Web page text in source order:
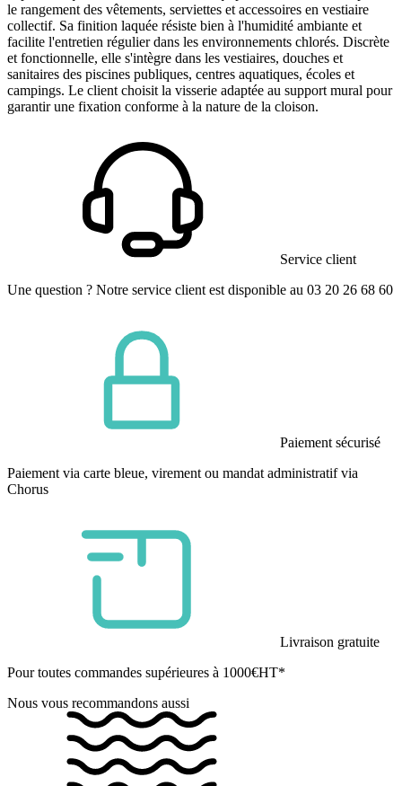
le rangement des vêtements, serviettes et accessoires en vestiaire
collectif. Sa finition laquée résiste bien à l'humidité ambiante et
facilite l'entretien régulier dans les environnements chlorés. Discrète
et fonctionnelle, elle s'intègre dans les vestiaires, douches et
sanitaires des piscines publiques, centres aquatiques, écoles et
campings. Le client choisit la visserie adaptée au support mural pour
garantir une fixation conforme à la nature de la cloison.
Service client
Une question ? Notre service client est disponible au 03 20 26 68 60
Paiement sécurisé
Paiement via carte bleue, virement ou mandat administratif via
Chorus
Livraison gratuite
Pour toutes commandes supérieures à 1000€HT*
Nous vous recommandons aussi